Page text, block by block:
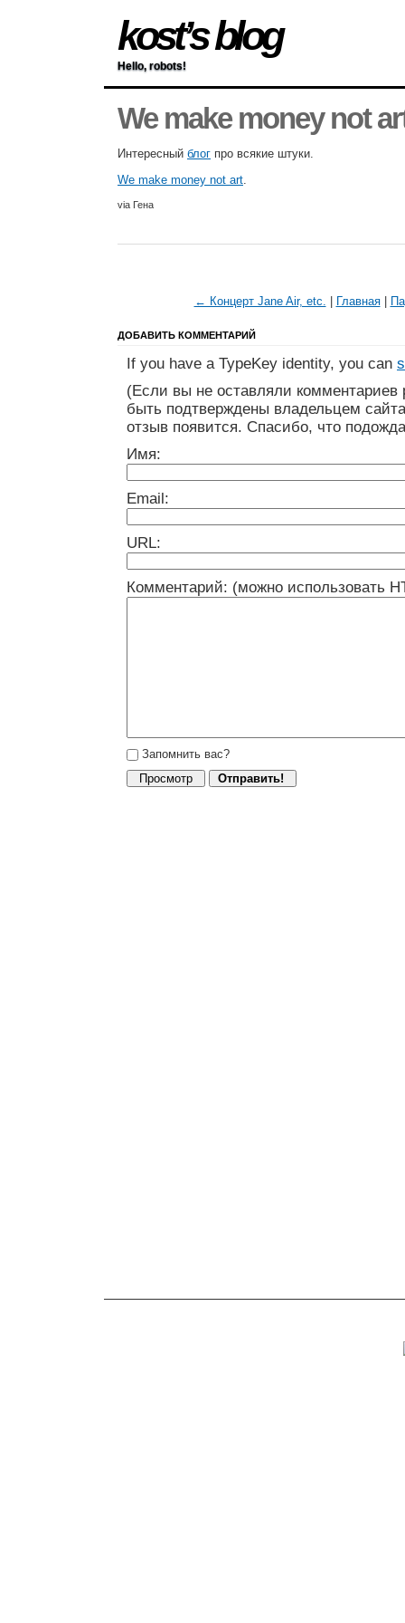
kost’s blog
Hello, robots!
We make money not
Интересный блог про всякие штуки.
We make money not art.
via Гена
← Концерт Jane Air, etc. Главная|
ДОБАВИТЬ КОММЕНТАРИЙ
If you have a TypeKey identity, you can
(Если вы не оставляли
быть подтверждены владельцем
отзыв появится. Спасибо, что
Имя:
Email:
URL:
Комментарий: (можно использовать
Запомнить вас?